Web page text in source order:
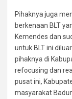
Pihaknya juga
berkenaan BLT
Kemendes dan
untuk BLT ini
pihaknya di
refocusing dan
pusat ini,
masyarakat